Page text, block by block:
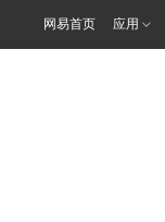
网易首页 应用